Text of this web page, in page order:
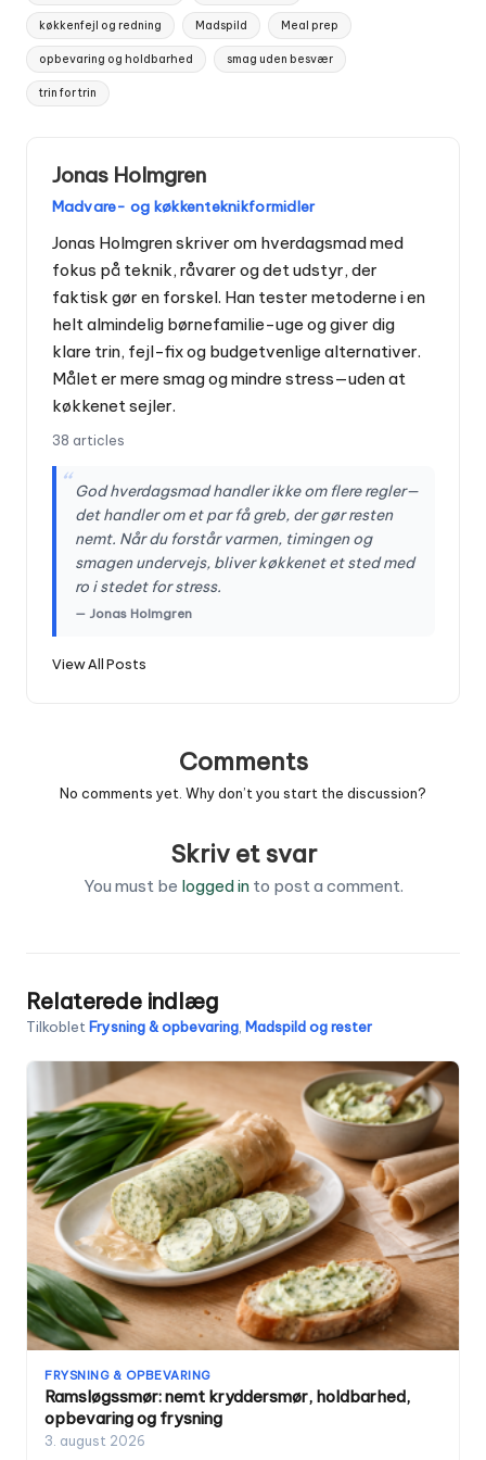
køkkenfejl og redning Madspild Meal prep
opbevaring og holdbarhed smag uden besvær
trin for trin
Jonas Holmgren
Madvare- og køkkenteknikformidler
Jonas Holmgren skriver om hverdagsmad med
fokus på teknik, råvarer og det udstyr, der
faktisk gør en forskel. Han tester metoderne i en
helt almindelig børnefamilie-uge og giver dig
klare trin, fejl-fix og budgetvenlige alternativer.
Målet er mere smag og mindre stress—uden at
køkkenet sejler.
38 articles
“ God hverdagsmad handler ikke om flere regler—
det handler om et par få greb, der gør resten
nemt. Når du forstår varmen, timingen og
smagen undervejs, bliver køkkenet et sted med
ro i stedet for stress.
— Jonas Holmgren
View All Posts
Comments
No comments yet. Why don’t you start the discussion?
Skriv et svar
You must be logged into post a comment.
Relaterede indlæg
Tilkoblet Frysning & opbevaring, Madspild og rester
FRYSNING & OPBEVARING
Ramsløgssmør: nemt kryddersmør, holdbarhed,
opbevaring og frysning
3. august 2026